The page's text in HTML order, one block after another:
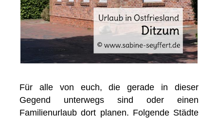
Für alle von euch, die gerade in dieser
Gegend unterwegs sind oder einen
Familienurlaub dort planen. Folgende Städte